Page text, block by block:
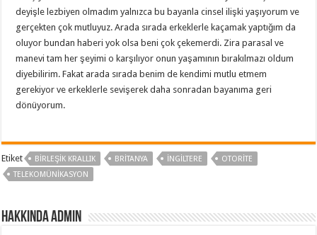
deyişle lezbiyen olmadım yalnızca bu bayanla cinsel ilişki yaşıyorum ve
gerçekten çok mutluyuz. Arada sırada erkeklerle kaçamak yaptığım da
oluyor bundan haberi yok olsa beni çok çekemerdi. Zira parasal ve
manevi tam her şeyimi o karşılıyor onun yaşamının bırakılmazı oldum
diyebilirim. Fakat arada sırada benim de kendimi mutlu etmem
gerekiyor ve erkeklerle sevişerek daha sonradan bayanıma geri
dönüyorum.
Etiket BIRLEŞIK KRALLIK BRITANYA INGILTERE
OTORITE
TELEKOMÜNIKASYON
Hakkında admin